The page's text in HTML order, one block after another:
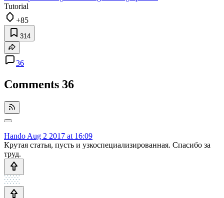
Tutorial
+85
314
36
Comments 36
Hando Aug 2 2017 at 16:09
Крутая статья, пусть и узкоспециализированная. Спасибо за
труд.